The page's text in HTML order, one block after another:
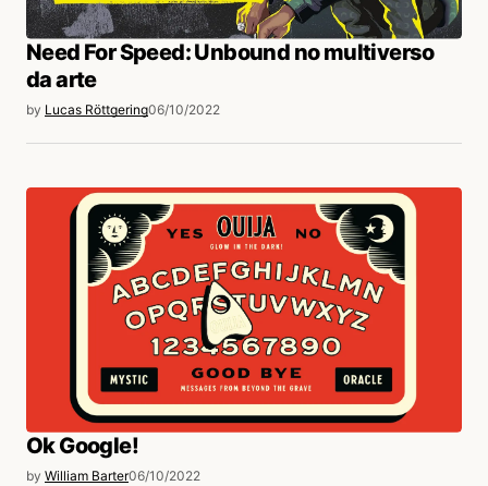
Need For Speed: Unbound no multiverso
da arte
by Lucas Röttgering06/10/2022
Ok Google!
by William Barter06/10/2022